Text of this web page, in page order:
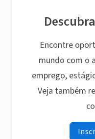
Encontre
mundo com o
emprego,
Veja também